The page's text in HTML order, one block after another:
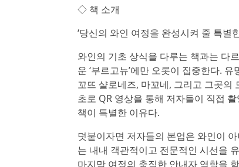
◇ 책 소개
‘당신의 와인 여정을 완성시켜 줄 특별
와인의 기초 상식을 다루는 책과는 다
운 ‘부르고뉴’에만 오롯이 집중한다.
꼬뜨 샬로네즈, 마꼬네, 그리고 그곳의
초로 QR 영상을 통해 저자들이 직접
책이 특별한 이유다.
덧붙이자면 저자들의 본업은 와인이
는 내내 객관적이고 전문적인 시선을
마지막 여정의 충직한 안내자 역할을